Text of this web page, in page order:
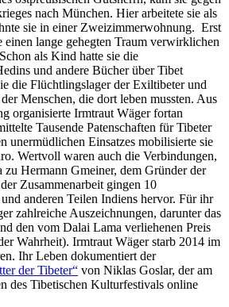
nach München. Hier arbeitete sie als
sie in einer Zweizimmerwohnung. Erst
einen lange gehegten Traum verwirklichen
als Kind hatte sie die
und andere Bücher über Tibet
die Flüchtlingslager der Exiltibeter und
Menschen, die dort leben mussten. Aus
organisierte Irmtraut Wäger fortan
Tausende Patenschaften für Tibeter
unermüdlichen Einsatzes mobilisierte sie
Wertvoll waren auch die Verbindungen,
Hermann Gmeiner, dem Gründer der
Zusammenarbeit gingen 10
anderen Teilen Indiens hervor. Für ihr
zahlreiche Auszeichnungen, darunter das
den vom Dalai Lama verliehenen Preis
Wahrheit). Irmtraut Wäger starb 2014 im
Ihr Leben dokumentiert der
der Tibeter“ von Niklas Goslar, der am
des Tibetischen Kulturfestivals online